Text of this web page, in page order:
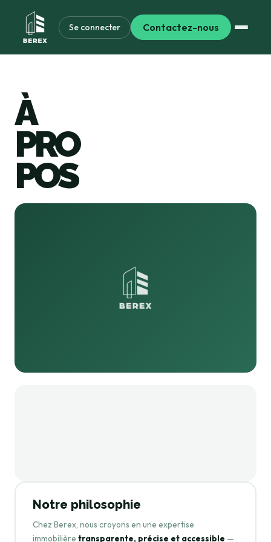
Se connecter Contactez-nous
À
PRO
POS
Notre philosophie
Chez Berex, nous croyons en une expertise
immobilière transparente, précise et accessible —